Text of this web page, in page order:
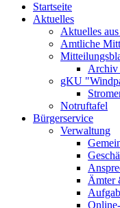
Startseite
Aktuelles
Aktuelles
Amtliche
Archiv
gKU
Notruftafel
Bürgerservice
Verwaltung
Ämter